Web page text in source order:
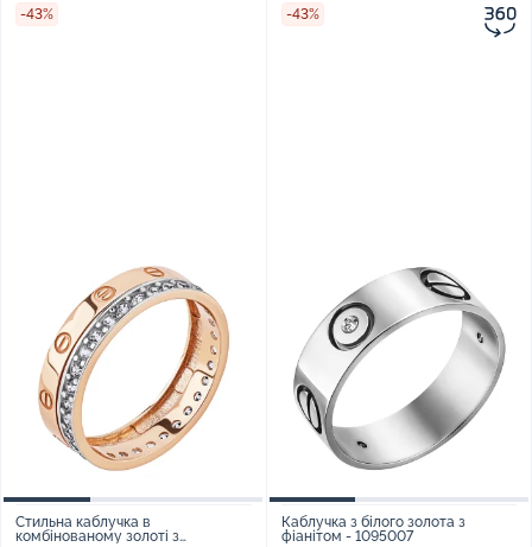
-43%
Стильна каблучка в
комбінованому золоті з
-43%
Каблучка з білого золота з
фіанітом - 1095007